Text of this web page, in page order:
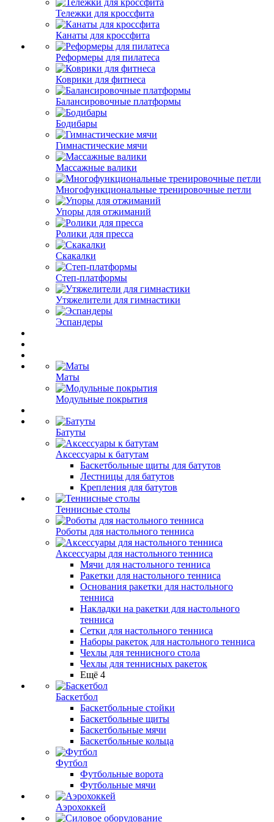
Тележки для кроссфита
Канаты для кроссфита
Реформеры для пилатеса
Коврики для фитнеса
Балансировочные платформы
Бодибары
Гимнастические мячи
Массажные валики
Многофункциональные тренировочные петли
Упоры для отжиманий
Ролики для пресса
Скакалки
Степ-платформы
Утяжелители для гимнастики
Эспандеры
Маты
Модульные покрытия
Батуты
Аксессуары к батутам
Баскетбольные щиты для батутов
Лестницы для батутов
Крепления для батутов
Теннисные столы
Роботы для настольного тенниса
Аксессуары для настольного тенниса
Мячи для настольного тенниса
Ракетки для настольного тенниса
Основания ракетки для настольного
тенниса
Накладки на ракетки для настольного
тенниса
Сетки для настольного тенниса
Наборы ракеток для настольного тенниса
Чехлы для теннисного стола
Чехлы для теннисных ракеток
Ещё 4
Баскетбол
Баскетбольные стойки
Баскетбольные щиты
Баскетбольные мячи
Баскетбольные кольца
Футбол
Футбольные ворота
Футбольные мячи
Аэрохоккей